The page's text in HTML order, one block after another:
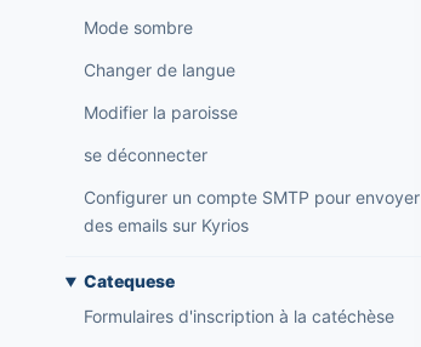
Mode sombre
Changer de langue
Modifier la paroisse
se déconnecter
Configurer un compte SMTP pour envoyer
des emails sur Kyrios
Catequese
Formulaires d'inscription à la catéchèse